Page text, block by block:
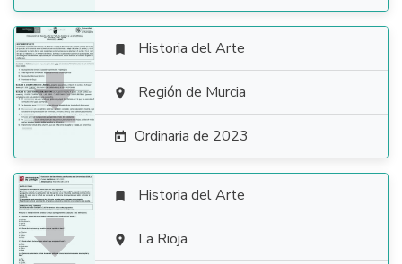

 Historia del Arte
 Región de Murcia
 Ordinaria de 2023

 Historia del Arte
 La Rioja